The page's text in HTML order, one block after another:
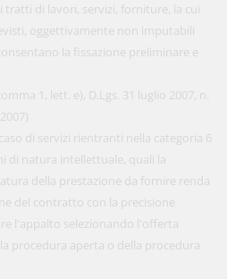
tratti di lavori, servizi, forniture, la cui
oggettivamente non imputabili
la fissazione preliminare e
1, lett. e), D.Lgs. 31 luglio 2007, n.
di servizi rientranti nella categoria 6
di natura intellettuale, quali la
della prestazione da fornire renda
del contratto con la precisione
l'appalto selezionando l'offerta
procedura aperta o della procedura